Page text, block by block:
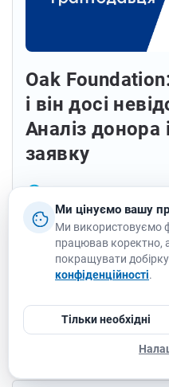
Oak
і він досі
Аналіз донора
заявку
access_time22/05/2026
У 2025 році Oak
000 грантів у 33
мільйони. Для
річний бюджет
благодійних [...]
Детальніше
Ми цінуємо вашу
Ми використовуємо
працював коректно,
покращувати
конфіденційності.
Тільки необхідні